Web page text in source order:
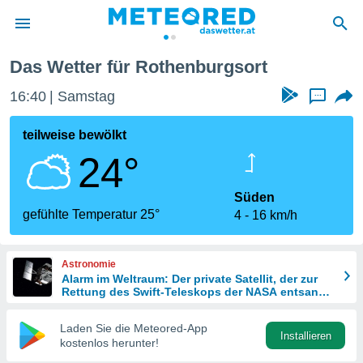
wurde
dass
sind.
diese
Das Wetter für Rothenburgsort
16:40 Samstag ...
teilweise bewölkt
24°
gefühlte Temperatur 25°
Süden
4
16 km/h
Astronomie
Alarm im Weltraum: Der private Satellit, der zur
Rettung des Swift-Teleskops der NASA entsandt
Laden Sie die Meteored-App
kostenlos herunter!
Installieren